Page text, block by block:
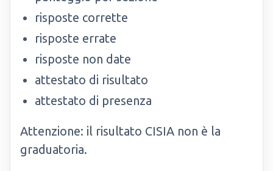
risposte corrette
risposte errate
risposte non date
attestato di risultato
attestato di presenza
Attenzione: il risultato CISIA non è la
graduatoria.